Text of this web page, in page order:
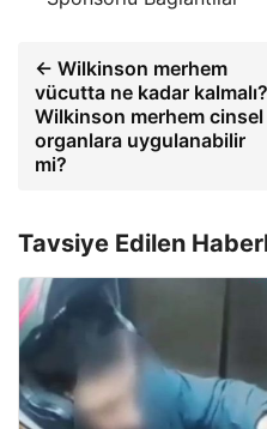
← Wilkinson merhem
vücutta ne kadar kalmalı?
Wilkinson merhem cinsel
organlara uygulanabilir
mi?
Tavsiye Edilen